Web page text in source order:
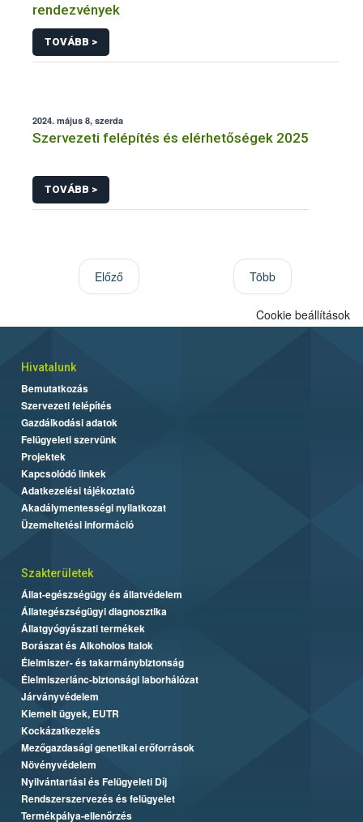
rendezvények
TOVÁBB >
2024. május 8, szerda
Szervezeti felépítés és elérhetőségek 2025
TOVÁBB >
Előző Több
Cookie beállítások
Hivatalunk
Bemutatkozás
Szervezeti felépítés
Gazdálkodási adatok
Felügyeleti szervünk
Projektek
Kapcsolódó linkek
Adatkezelési tájékoztató
Akadálymentességi nyilatkozat
Üzemeltetési információ
Szakterületek
Állat-egészségügy és állatvédelem
Állategészségügyi diagnosztika
Állatgyógyászati termékek
Borászat és Alkoholos Italok
Élelmiszer- és takarmánybiztonság
Élelmiszerlánc-biztonsági laborhálózat
Járványvédelem
Kiemelt ügyek, EUTR
Kockázatkezelés
Mezőgazdasági genetikai erőforrások
Növényvédelem
Nyilvántartási és Felügyeleti Díj
Rendszerszervezés és felügyelet
Termékpálya-ellenőrzés